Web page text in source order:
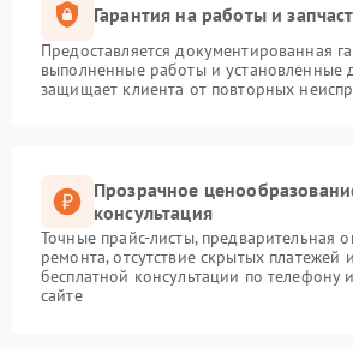
Гарантия на работы и
Предоставляется документированная
выполненные работы и установленные
защищает клиента от повторных
Прозрачное
консультация
Точные прайс-листы, предварительная
ремонта, отсутствие скрытых платежей
бесплатной консультации по телефону
сайте